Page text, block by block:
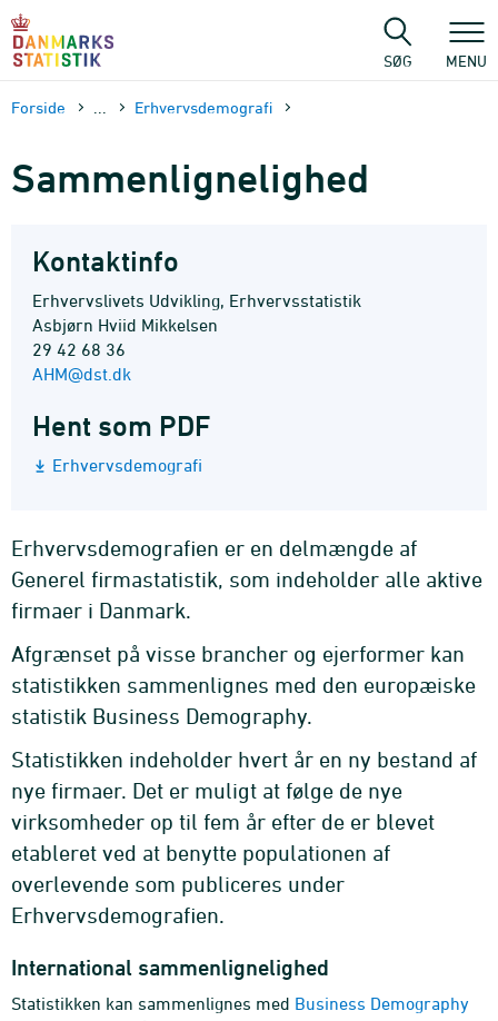
sidens
SØG MENU
Forside Erhvervsdemografi
Sammenlignelighed
Kontaktinfo
Erhvervslivets Udvikling, Erhvervsstatistik
Asbjørn Hviid Mikkelsen
29 42 68 36
AHM@dst.dk
Hent som PDF
Erhvervsdemografi
Erhvervsdemografien er en delmængde af
Generel firmastatistik, som indeholder alle aktive
firmaer i Danmark.
Afgrænset på visse brancher og ejerformer kan
statistikken sammenlignes med den europæiske
statistik Business Demography.
Statistikken indeholder hvert år en ny bestand af
nye firmaer. Det er muligt at følge de nye
virksomheder op til fem år efter de er blevet
etableret ved at benytte populationen af
overlevende som publiceres under
Erhvervsdemografien.
International sammenlignelighed
Statistikken kan sammenlignes med Business Demography